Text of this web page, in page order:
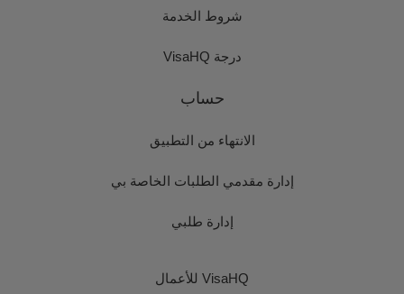
شروط الخدمة
درجة VisaHQ
حساب
الانتهاء من التطبيق
إدارة مقدمي الطلبات الخاصة بي
إدارة طلبي
VisaHQ للأعمال